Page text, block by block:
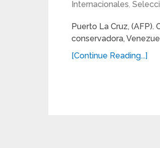
Internacionales,
Puerto La Cruz,
conservadora,
[Continue Reading...]